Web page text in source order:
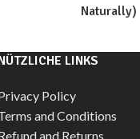
Naturally)
LINKS
Policy
and Conditions
and Returns